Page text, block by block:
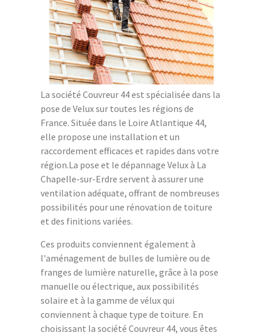
La société Couvreur 44 est spécialisée dans la
pose de Velux sur toutes les régions de
France. Située dans le Loire Atlantique 44,
elle propose une installation et un
raccordement efficaces et rapides dans votre
région.La pose et le dépannage Velux à La
Chapelle-sur-Erdre servent à assurer une
ventilation adéquate, offrant de nombreuses
possibilités pour une rénovation de toiture
et des finitions variées.
Ces produits conviennent également à
l'aménagement de bulles de lumière ou de
franges de lumière naturelle, grâce à la pose
manuelle ou électrique, aux possibilités
solaire et à la gamme de vélux qui
conviennent à chaque type de toiture. En
choisissant la société Couvreur 44, vous êtes